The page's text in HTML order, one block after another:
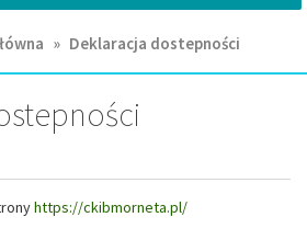
» Deklaracja dostepności
https://ckibmorneta.pl/